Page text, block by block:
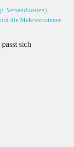
Versandkosten).
die Mehrwertsteuer
sich